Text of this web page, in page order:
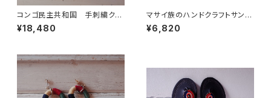
コンゴ民主共和国 手刺繍クバ
クロス ショルダーバッグ 大
¥18,480
マサイ族のハンドクラフトサンダ
ル(本革) EU38/24cm
¥6,820